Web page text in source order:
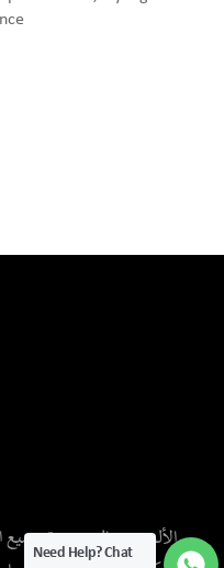
© Suqian Sunmay الألومنيوم المحدودة جميع الحقوق محفوظة .
Need Help? Chat